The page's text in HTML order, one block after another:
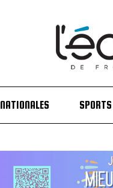
NATIONALES SPORTS